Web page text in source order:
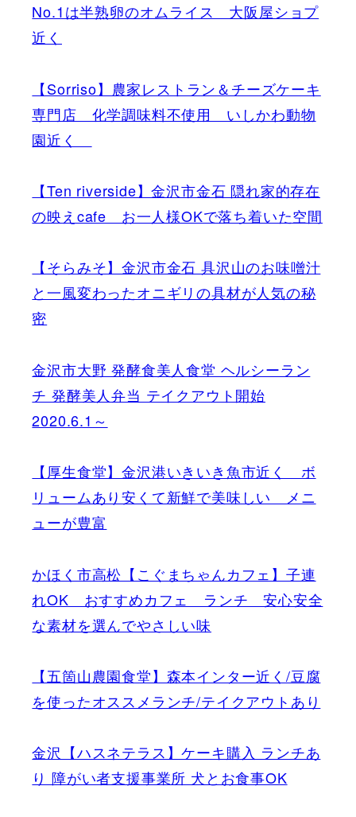
No.1は半熟卵のオムライス 大阪屋ショプ
近く
【Sorriso】農家レストラン＆チーズケーキ
専門店 化学調味料不使用 いしかわ動物
園近く
【Ten riverside】金沢市金石 隠れ家的存在
の映えcafe お一人様OKで落ち着いた空間
【そらみそ】金沢市金石 具沢山のお味噌汁
と一風変わったオニギリの具材が人気の秘
密
金沢市大野 発酵食美人食堂 ヘルシーラン
チ 発酵美人弁当 テイクアウト開始
2020.6.1～
【厚生食堂】金沢港いきいき魚市近く ボ
リュームあり安くて新鮮で美味しい メニ
ューが豊富
かほく市高松【こぐまちゃんカフェ】子連
れOK おすすめカフェ ランチ 安心安全
な素材を選んでやさしい味
【五箇山農園食堂】森本インター近く/豆腐
を使ったオススメランチ/テイクアウトあり
金沢【ハスネテラス】ケーキ購入 ランチあ
り 障がい者支援事業所 犬とお食事OK